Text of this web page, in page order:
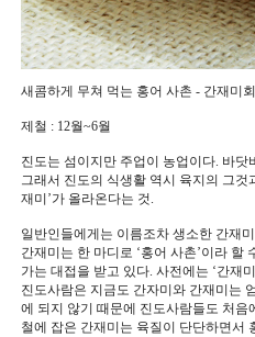
새콤하게 무쳐 먹는 홍어 사촌 - 간재미
제철 : 12월~6월
진도는 섬이지만 주업이 농업이다. 바
그래서 진도의 식생활 역시 육지의 그
재미’가 올라온다는 것.
일반인들에게는 이름조차 생소한 간재
간재미는 한 마디로 ‘홍어 사촌’이라
가는 대접을 받고 있다. 사전에는 ‘간재
진도사람은 지금도 간자미와 간재미는
에 되지 않기 때문에 진도사람들도 처
철에 잡은 간재미는 육질이 단단하면서